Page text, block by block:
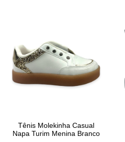
Tênis Molekinha Casual
Napa Turim Menina Branco